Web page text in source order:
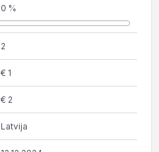
0 %
2
€ 1
€ 2
Latvija